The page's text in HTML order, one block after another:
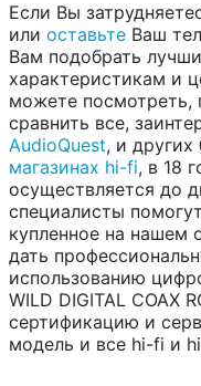
Если Вы
или оставьте Ваш
Вам подобрать
характеристикам и
можете посмотреть,
сравнить все,
AudioQuest, и
магазинах hi-fi, в 18
осуществляется до
специалисты
купленное на нашем
дать
использованию
WILD DIGITAL COAX
сертификацию и
модель и все hi-fi и